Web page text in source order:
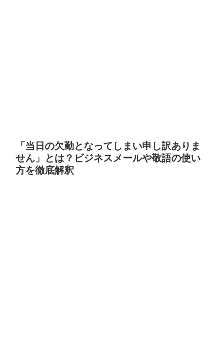
「当日の欠勤となってしまい申し訳ありま
せん」とは？ビジネスメールや敬語の使い
方を徹底解釈